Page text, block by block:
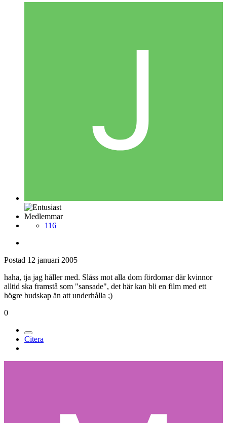
Medlemmar
116
Postad 12 januari 2005
haha, tja jag håller med. Slåss mot alla dom fördomar där kvinnor
alltid ska framstå som "sansade", det här kan bli en film med ett
högre budskap än att underhålla ;)
0
Citera